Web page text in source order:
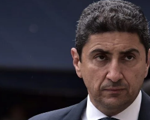
Λευτέρη
Αυγενάκη
Νέα
Δημοκρατία